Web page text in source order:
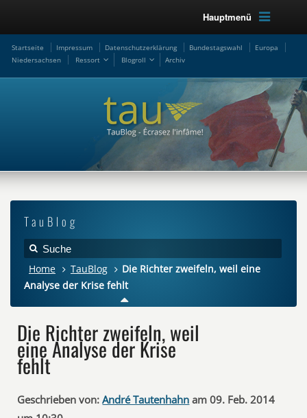
Hauptmenü
Startseite Impressum Datenschutzerklärung Bundestagswahl
Europa
Niedersachsen
Ressort Blogroll Archiv
TauBlog
Home TauBlog
Die Richter zweifeln, weil eine
Analyse der Krise fehlt
Die Richter zweifeln, weil
eine Analyse der Krise
fehlt
Geschrieben von: André Tautenhahn am 09. Feb. 2014